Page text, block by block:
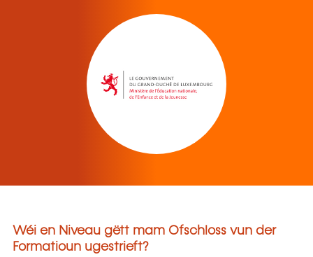
Wéi en Niveau gëtt mam Ofschloss vun der
Formatioun ugestrieft?